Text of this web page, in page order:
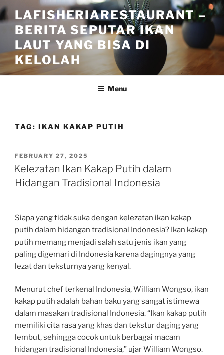
Skip
to
content
LAFISHERIARESTAURANT –
BERITA SEPUTAR IKAN
LAUT YANG BISA DI
KELOLAH
Menu
TAG: IKAN KAKAP PUTIH
POSTED
ON
FEBRUARY 27, 2025
Kelezatan Ikan Kakap Putih dalam
Hidangan Tradisional Indonesia
Siapa yang tidak suka dengan kelezatan ikan kakap
putih dalam hidangan tradisional Indonesia? Ikan kakap
putih memang menjadi salah satu jenis ikan yang
paling digemari di Indonesia karena dagingnya yang
lezat dan teksturnya yang kenyal.
Menurut chef terkenal Indonesia, William Wongso, ikan
kakap putih adalah bahan baku yang sangat istimewa
dalam masakan tradisional Indonesia. “Ikan kakap putih
memiliki cita rasa yang khas dan tekstur daging yang
lembut, sehingga cocok untuk berbagai macam
hidangan tradisional Indonesia,” ujar William Wongso.